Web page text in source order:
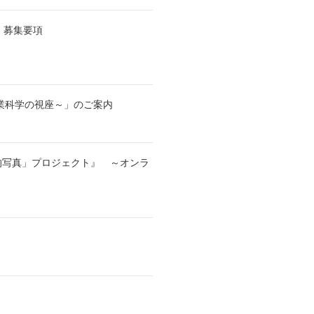
集要項
科学の視座～」のご案内
写真」プロジェクト』 ～オンラ